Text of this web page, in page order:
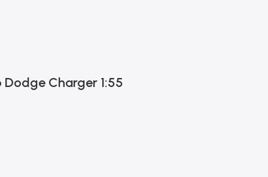
Charger 1:55